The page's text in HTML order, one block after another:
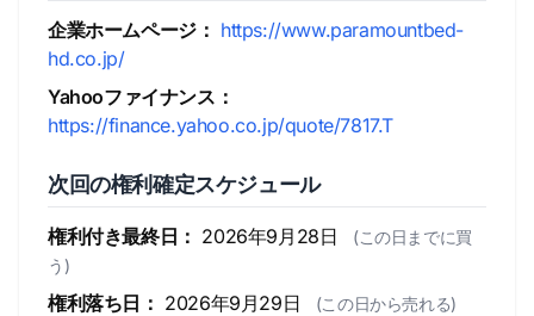
企業ホームページ： https://www.paramountbed-
hd.co.jp/
Yahooファイナンス：
https://finance.yahoo.co.jp/quote/7817.T
次回の権利確定スケジュール
権利付き最終日： 2026年9月28日
(この日までに買
う)
権利落ち日： 2026年9月29日 (この日から売れる)